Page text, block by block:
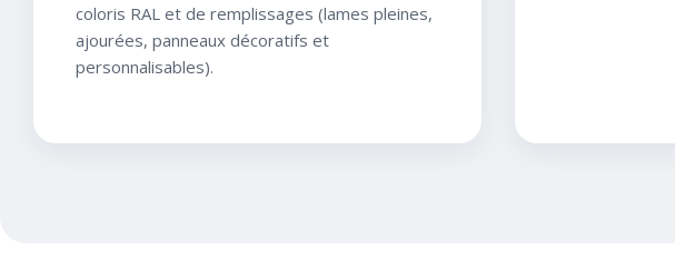
coloris RAL et de remplissages (lames pleines,
ajourées, panneaux décoratifs et
personnalisables).